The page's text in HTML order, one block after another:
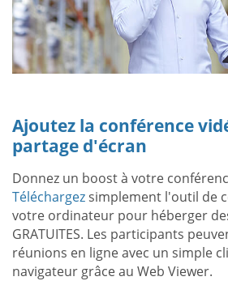
Ajoutez la conférence
partage d'écran
Donnez un boost à votre
Téléchargezsimplement l'outil de
votre ordinateur pour héberger
GRATUITES. Les participants
réunions en ligne avec un simple
navigateur grâce au Web Viewer.